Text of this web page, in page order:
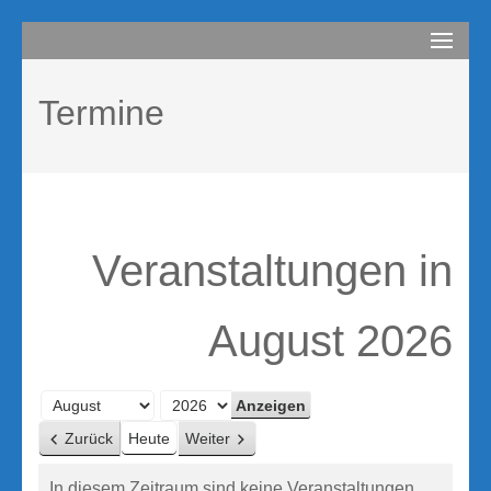
Inhalt
(Enter
drücken)
compurem
Termine
Veranstaltungen in
August 2026
Monat
Jahr
Zurück Heute Weiter